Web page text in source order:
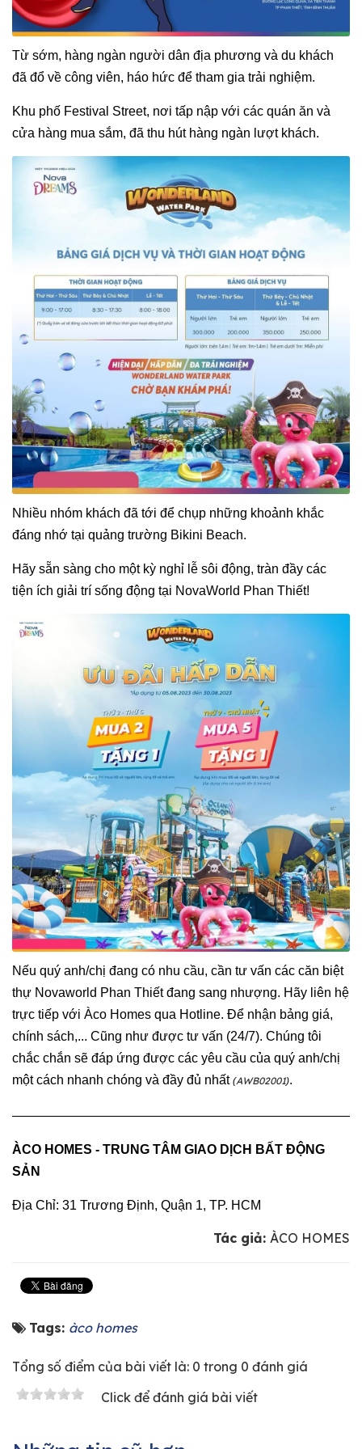
Từ sớm, hàng ngàn người dân địa phương và du khách
đã đổ về công viên, háo hức để tham gia trải nghiệm.
Khu phố Festival Street, nơi tấp nập với các quán ăn và
cửa hàng mua sắm, đã thu hút hàng ngàn lượt khách.
Nhiều nhóm khách đã tới để chụp những khoảnh khắc
đáng nhớ tại quảng trường Bikini Beach.
Hãy sẵn sàng cho một kỳ nghỉ lễ sôi động, tràn đầy các
tiện ích giải trí sống động tại NovaWorld Phan Thiết!
Nếu quý anh/chị đang có nhu cầu, cần tư vấn các căn biệt
thự Novaworld Phan Thiết đang sang nhượng. Hãy liên hệ
trực tiếp với Àco Homes qua Hotline. Để nhận bảng giá,
chính sách,... Cũng như được tư vấn (24/7). Chúng tôi
chắc chắn sẽ đáp ứng được các yêu cầu của quý anh/chị
một cách nhanh chóng và đầy đủ nhất (AWB02001).
———————————————————————————
ÀCO HOMES - TRUNG TÂM GIAO DỊCH BẤT ĐỘNG
SẢN
Địa Chỉ: 31 Trương Định, Quận 1, TP. HCM
Tác giả: ÀCO HOMES
Tags: àco homes
Tổng số điểm của bài viết là: 0 trong 0 đánh giá
Click để đánh giá bài viết